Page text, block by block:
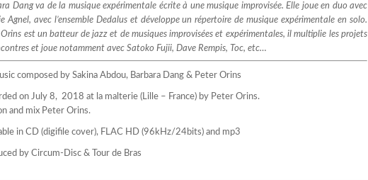
Dang va de la musique expérimentale écrite à une musique improvisée. Elle joue en duo avec
Agnel, avec l’ensemble Dedalus et développe un répertoire de musique expérimentale en solo.
est un batteur de jazz et de musiques improvisées et expérimentales, il multiplie les projets
et joue notamment avec Satoko Fujii, Dave Rempis, Toc, etc…
composed by Sakina Abdou, Barbara Dang & Peter Orins
on July 8, 2018 at la malterie (Lille – France) by Peter Orins.
and mix Peter Orins.
in CD (digifile cover), FLAC HD (96kHz/24bits) and mp3
by Circum-Disc & Tour de Bras